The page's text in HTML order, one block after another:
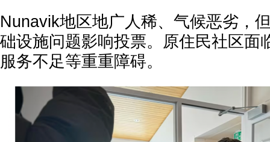
Nunavik地区地广人稀、气候恶劣，
础设施问题影响投票。原住民社区面
服务不足等重重障碍。